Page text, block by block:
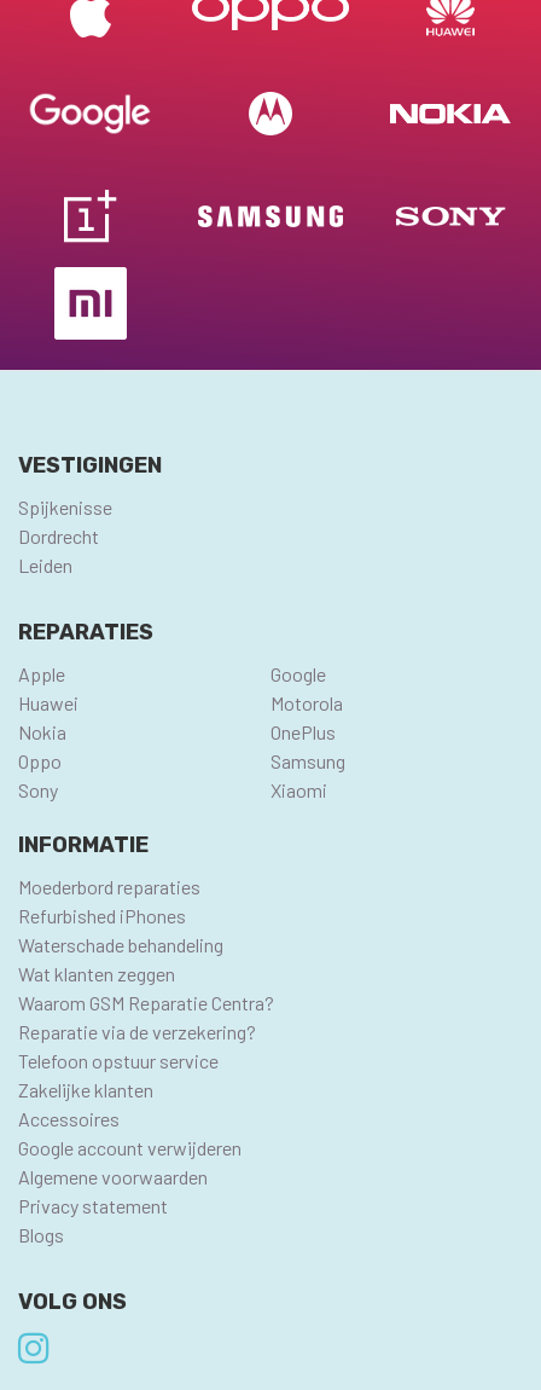
VESTIGINGEN
Spijkenisse
Dordrecht
Leiden
REPARATIES
Apple
Google
Huawei
Motorola
Nokia
OnePlus
Oppo
Samsung
Sony
Xiaomi
INFORMATIE
Moederbord reparaties
Refurbished iPhones
Waterschade behandeling
Wat klanten zeggen
Waarom GSM Reparatie Centra?
Reparatie via de verzekering?
Telefoon opstuur service
Zakelijke klanten
Accessoires
Google account verwijderen
Algemene voorwaarden
Privacy statement
Blogs
VOLG ONS